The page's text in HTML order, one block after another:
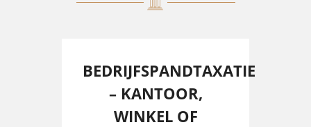
BEDRIJFSPANDTAXATIE
– KANTOOR,
WINKEL OF